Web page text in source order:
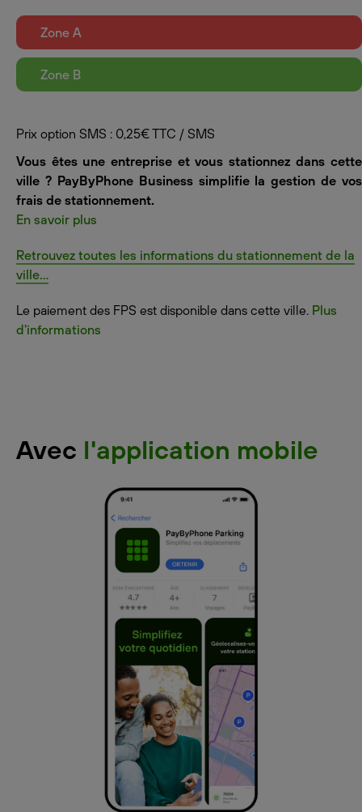
Zone A
Zone B
Prix option SMS : 0,25€ TTC / SMS
Vous êtes une entreprise et vous stationnez dans cette
ville ? PayByPhone Business simplifie la gestion de vos
frais de stationnement.
En savoir plus
Retrouvez toutes les informations du stationnement de la
ville...
Le paiement des FPS est disponible dans cette ville. Plus
d'informations
Avec l'application mobile